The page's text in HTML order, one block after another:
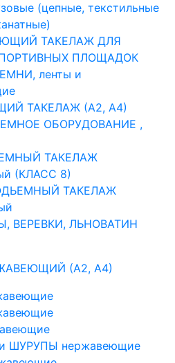
(цепные, текстильные
ТАКЕЛАЖ ДЛЯ
ПЛОЩАДОК
ленты и
ТАКЕЛАЖ (А2, А4)
ОБОРУДОВАНИЕ ,
ТАКЕЛАЖ
(КЛАСС 8)
ТАКЕЛАЖ
ВЕРЕВКИ, ЛЬНОВАТИН
(А2, А4)
ШУРУПЫ нержавеющие